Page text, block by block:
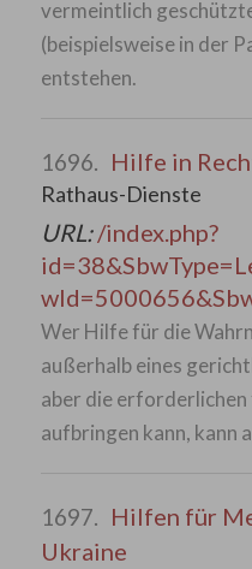
vermeintlich
(beispielsweise in der
entstehen.
1696. Hilfe in
Rathaus-Dienste
URL:/index.php?
Wer Hilfe für die
außerhalb eines
aber die
aufbringen kann,
1697. Hilfen für
Ukraine